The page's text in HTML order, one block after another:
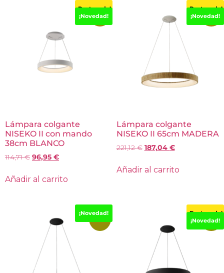
-15%
¡Destacado!
¡Novedad!
Lámpara colgante
NISEKO II con mando
38cm BLANCO
114,71€ 96,95 €
Añadir al carrito
-15%
¡Destacado!
¡Novedad!
Lámpara colgante
NISEKO II 65cm MADERA
221,12€ 187,04 €
Añadir al carrito
¡Novedad!
-14%
¡Destacado!
¡Novedad!